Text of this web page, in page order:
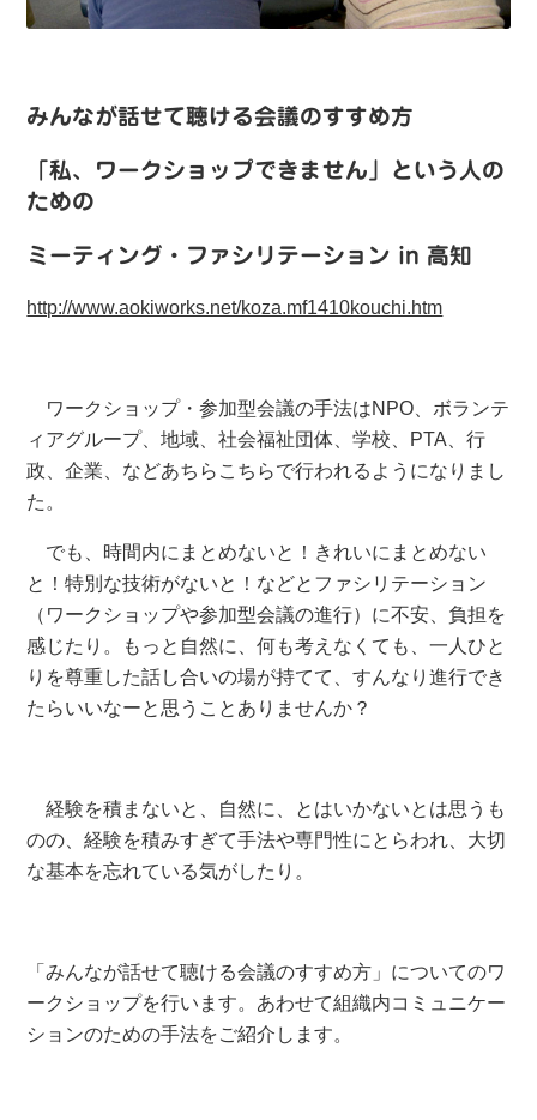
みんなが話せて聴ける会議のすすめ方
「私、ワークショップできません」という人の
ための
ミーティング・ファシリテーション in 高知
http://www.aokiworks.net/koza.mf1410kouchi.htm
ワークショップ・参加型会議の手法はNPO、ボランテ
ィアグループ、地域、社会福祉団体、学校、PTA、行
政、企業、などあちらこちらで行われるようになりまし
た。
でも、時間内にまとめないと！きれいにまとめない
と！特別な技術がないと！などとファシリテーション
（ワークショップや参加型会議の進行）に不安、負担を
感じたり。もっと自然に、何も考えなくても、一人ひと
りを尊重した話し合いの場が持てて、すんなり進行でき
たらいいなーと思うことありませんか？
経験を積まないと、自然に、とはいかないとは思うも
のの、経験を積みすぎて手法や専門性にとらわれ、大切
な基本を忘れている気がしたり。
「みんなが話せて聴ける会議のすすめ方」についてのワ
ークショップを行います。あわせて組織内コミュニケー
ションのための手法をご紹介します。